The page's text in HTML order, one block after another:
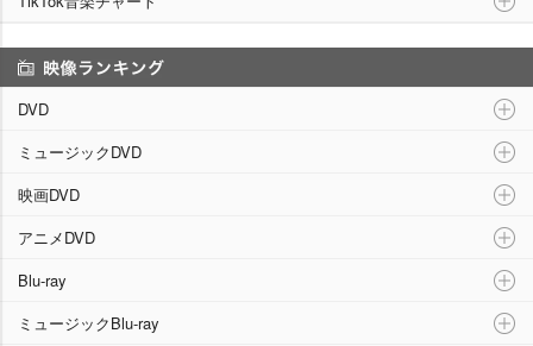
DVD
ミュージックDVD
映画DVD
アニメDVD
Blu-ray
ミュージックBlu-ray